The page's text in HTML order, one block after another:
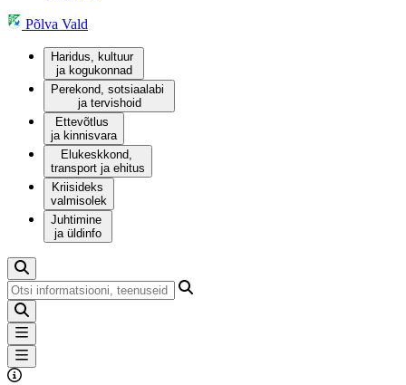
Põlva Vald
Haridus, kultuur
ja kogukonnad
Perekond, sotsiaalabi
ja tervishoid
Ettevõtlus
ja kinnisvara
Elukeskkond,
transport ja ehitus
Kriisideks
valmisolek
Juhtimine
ja üldinfo
Otsi